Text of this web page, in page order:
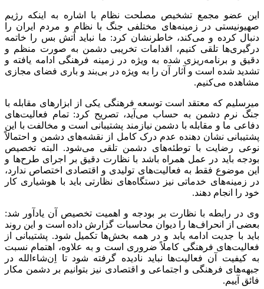
این عضو مجمع تشخیص مصلحت نظام با اشاره به اینکه رژیم
صهیونیستی در زمینه‌های مختلفی جنگ با نظام و مردم ایران را
دنبال کرده و می‌کند، خاطرنشان کرد: ما نباید
آتش بس را خاتمه
درگیری‌ها تلقی کنیم، اقدامات تخریبی دشمن به صورت منظم و
دقیق و برنامه‌ریزی شده به ویژه در زمینه فرهنگی ادامه یافته و
تشدید شده است و آثار آن را به ویژه در بی‌بند و باری فضای مجازی
مشاهده می‌کنیم.
میرسلیم که معتقد استتوسعه فرهنگی یکی از ابزارهای مقابله با
جنگ نرم دشمن به حساب می‌آید، تصریح کرد: تمام فعالیت‌های
دفاعی ما و مقابله با دشمن نیازمند پشتیبانی است و مخالفت با این
پشتیبانی نشان دهنده عدم درک کامل از نقشه‌های دشمن و احتمالاً
نوعی رضایت با توطئه‌های دشمن تلقی می‌شود. البته تخصیص
بودجه باید در عمل همراه باشد با نظارت دقیق بر اجرای طرح‌ها و
این موضوع فقط به فعالیت‌های تولیدی و اقتصادی اختصاص ندارد،
در زمینه‌های خدماتی نیز دستگاه‌های نظارتی باید با هوشیاری کار
خود را انجام دهند.
ویدر رابطه با نظارت بر بودجه و اهمیت تخصیص آن یادآور شد:
بعضی از انحراف‌ها را دیوان محاسبات گزارش داده است و این روند
باید با جدیت ادامه یابد و در همه بخش‌ها تکمیل شود. پشتیبانی از
فعالیت‌های فرهنگی کاملاً ضروری است و به علاوه، اهتمام نسبت
به کیفیت آن فعالیت‌ها نباید نادیده گرفته شود تا اِن‌شاءالله در
جبهه‌های فرهنگی و اجتماعی و اقتصادی نیز بتوانیم بر دشمن مکار
فائق آییم.